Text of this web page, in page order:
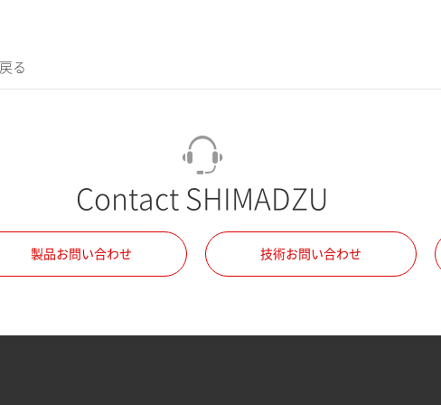
る
Contact SHIMADZU
製品お問い合わせ 技術お問い合わせ